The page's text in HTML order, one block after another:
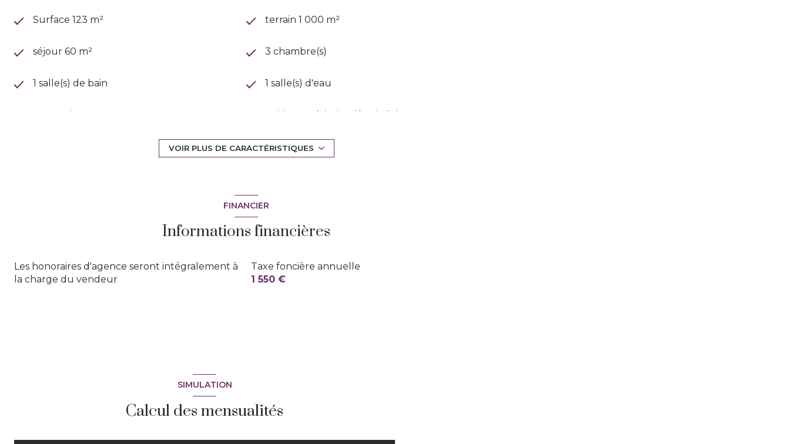
Surface 123 m² terrain 1 000 m²
séjour 60 m² 3 chambre(s)
1 salle(s) de bain 1 salle(s) d'eau
construit en 2018 cuisine américaine (équipée)
Chauffage individuel : air pulsé
1 garage(s)
VOIR PLUS DE CARACTÉRISTIQUES
FINANCIER
Informations financières
Les honoraires d'agence seront intégralement à
la charge du vendeur
Taxe foncière annuelle
1 550 €
SIMULATION
Calcul des mensualités